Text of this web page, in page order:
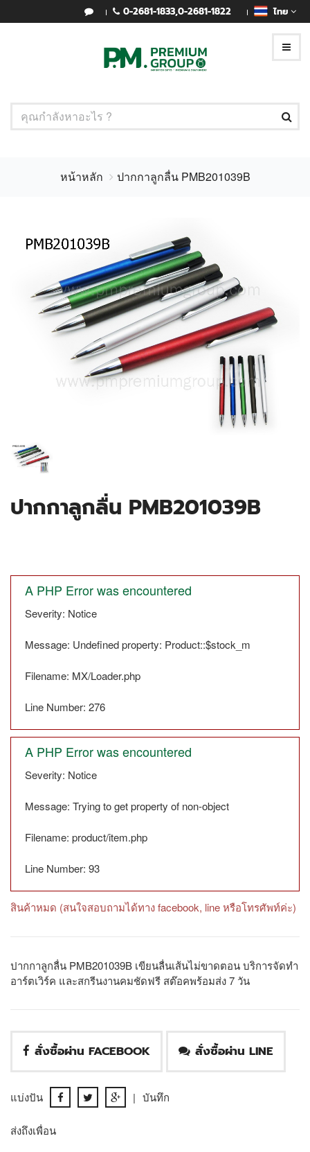
0-2681-1833,0-2681-1822 ไทย
หน้าหลัก ปากกาลูกลื่น PMB201039B
ปากกาลูกลื่น PMB201039B
A PHP Error was encountered
Severity: Notice
Message: Undefined property: Product::$stock_m
Filename: MX/Loader.php
Line Number: 276
A PHP Error was encountered
Severity: Notice
Message: Trying to get property of non-object
Filename: product/item.php
Line Number: 93
สินค้าหมด (สนใจสอบถามได้ทาง facebook, line หรือโทรศัพท์ค่ะ)
ปากกาลูกลื่น PMB201039B เขียนลื่นเส้นไม่ขาดตอน บริการจัดทำ
อาร์ตเวิร์ค และสกรีนงานคมชัดฟรี สต๊อคพร้อมส่ง 7 วัน
สั่งซื้อผ่าน FACEBOOK สั่งซื้อผ่าน LINE
แบ่งปัน | บันทึก
ส่งถึงเพื่อน